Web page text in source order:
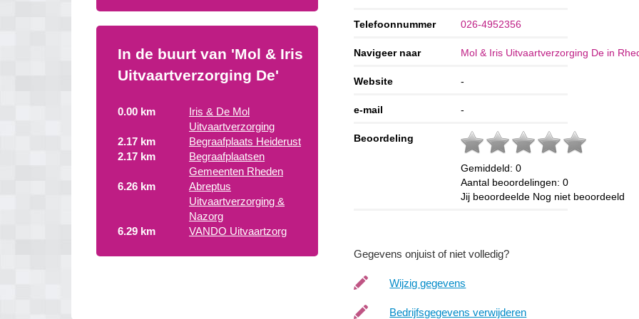
In de buurt van 'Mol & Iris
Uitvaartverzorging De'
0.00 km
Iris & De Mol
Uitvaartverzorging
2.17 km
Begraafplaats Heiderust
2.17 km
Begraafplaatsen
Gemeenten Rheden
6.26 km
Abreptus
Uitvaartverzorging &
Nazorg
6.29 km
VANDO Uitvaartzorg
Telefoonnummer 026-4952356
Navigeer naar Mol & Iris Uitvaartverzorging De in
Website -
e-mail -
Beoordeling
Gemiddeld:0
Aantal beoordelingen:0
Jij beoordeelde Nog niet beoordeeld
Gegevens onjuist of niet volledig?
Wijzig gegevens
Bedrijfsgegevens verwijderen